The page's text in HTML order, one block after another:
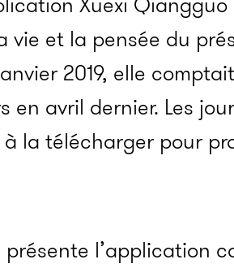
vie et la pensée du
2019, elle
en avril dernier. Les
la télécharger pour
présente l’application